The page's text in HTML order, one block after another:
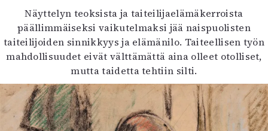
Näyttelyn teoksista ja taiteilijaelämäkerroista
päällimmäiseksi vaikutelmaksi jää naispuolisten
taiteilijoiden sinnikkyys ja elämänilo. Taiteellisen työn
mahdollisuudet eivät välttämättä aina olleet otolliset,
mutta taidetta tehtiin silti.